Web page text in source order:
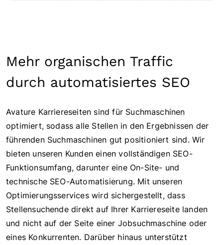
Mehr organischen Traffic
durch automatisiertes SEO
Avature Karriereseiten sind für Suchmaschinen
optimiert, sodass alle Stellen in den Ergebnissen der
führenden Suchmaschinen gut positioniert sind. Wir
bieten unseren Kunden einen vollständigen SEO-
Funktionsumfang, darunter eine On-Site- und
technische SEO-Automatisierung. Mit unseren
Optimierungsservices wird sichergestellt, dass
Stellensuchende direkt auf Ihrer Karriereseite landen
und nicht auf der Seite einer Jobsuchmaschine oder
eines Konkurrenten. Darüber hinaus unterstützt